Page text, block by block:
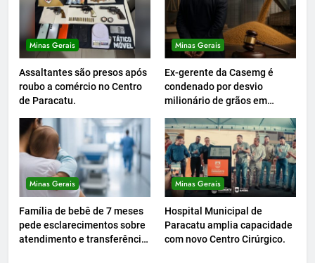
Minas Gerais
Assaltantes são presos após
roubo a comércio no Centro
de Paracatu.
Minas Gerais
Ex-gerente da Casemg é
condenado por desvio
milionário de grãos em
Minas Gerais
Família de bebê de 7 meses
pede esclarecimentos sobre
atendimento e transferência
Minas Gerais
Hospital Municipal de
Paracatu amplia capacidade
com novo Centro Cirúrgico.